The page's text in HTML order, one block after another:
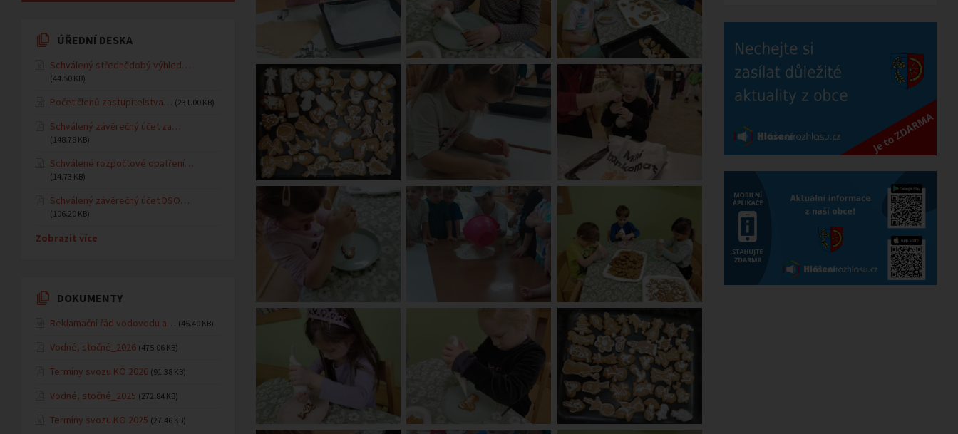
ÚŘEDNÍ DESKA
Schválený střednědobý výhled…
(44.50 KB)
Počet členů zastupitelstva… (231.00 KB)
Schválený závěrečný účet za…
(148.78 KB)
Schválené rozpočtové opatření…
(14.73 KB)
Schválený závěrečný účet DSO…
(106.20 KB)
Zobrazit více
DOKUMENTY
Reklamační řád vodovodu a… (45.40 KB)
Vodné, stočné_2026 (475.06 KB)
Termíny svozu KO 2026 (91.38 KB)
Vodné, stočné_2025 (272.84 KB)
Termíny svozu KO 2025 (27.46 KB)